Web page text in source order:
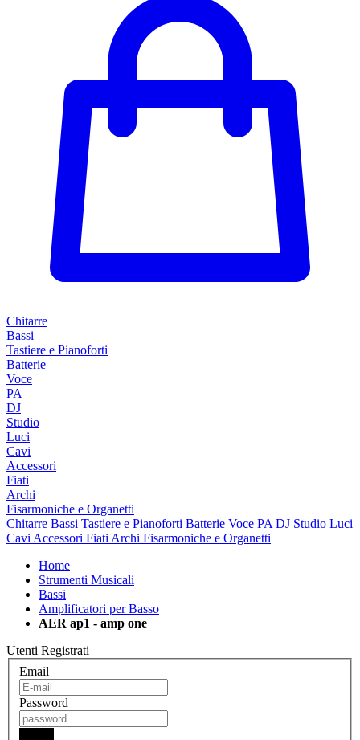
Chitarre
Bassi
Tastiere e Pianoforti
Batterie
Voce
PA
DJ
Studio
Luci
Cavi
Accessori
Fiati
Archi
Fisarmoniche e Organetti
Chitarre Bassi Tastiere e Pianoforti Batterie Voce PA DJ Studio Luci
Cavi Accessori Fiati Archi Fisarmoniche e Organetti
Home
Strumenti Musicali
Bassi
Amplificatori per Basso
AER ap1 - amp one
Utenti Registrati
Email
Password